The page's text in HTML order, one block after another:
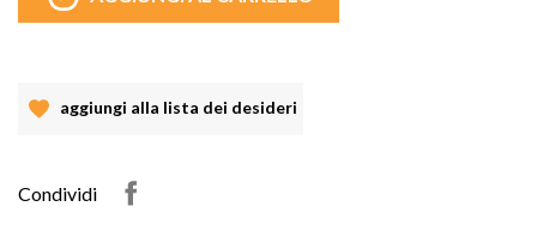
aggiungi alla lista dei desideri
Condividi